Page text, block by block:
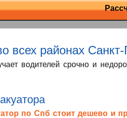
всех районах
водителей срочно и
по Спб стоит дешево и